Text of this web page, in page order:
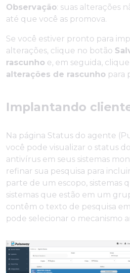
Observação: suas alterações
até que você as promova.
Se você estiver pronto para
alterações, clique no botão
rascunho e, em seguida,
alterações de rascunho para
Implantando
Na página Status do agente
você pode visualizar o status
antivírus em seus sistemas
refinar sua pesquisa para
parte de um escopo, sistemas
sistemas que estão em um
contêm o texto de pesquisa
pode selecionar o mecanismo